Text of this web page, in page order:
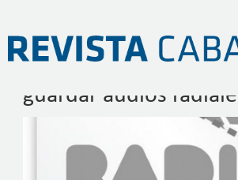
Pasar
contenido
RadioCut, para
guardar audios